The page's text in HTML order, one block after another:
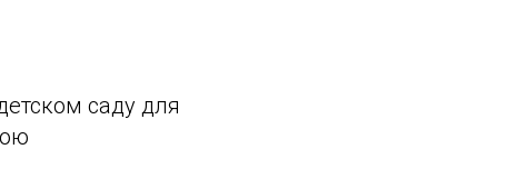
саду для